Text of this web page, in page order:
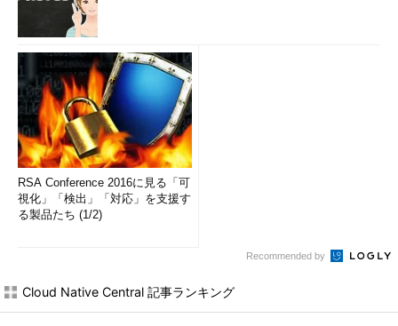
RSA Conference 2016に見る「可
視化」「検出」「対応」を支援す
る製品たち (1/2)
Recommended by
Cloud Native Central 記事ランキング